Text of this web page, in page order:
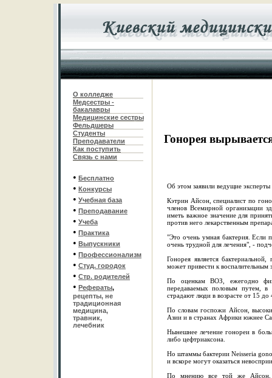
О колледже
Медсестры -
бакалавры
Медицинские сестры
Фельдшеры
Студенты
Преподаватели
Как поступить
Связь с нами
• Бесплатно
• Конкурсы
• Учебная база
• Преподавание
• Учеба
• Практика
• Выпускники
• Профессионализм
• Студ. городок
• Стр. родителей
• Рефераты,
рецепты, не
традиционная
медицина,
травник,
лечебник
Гонорея
Об этом заявили ведущие эксперты
Кэтрин Айсон, специалист по
членов Всемирной организации
иметь важное значение для
против него лекарственным
"Это очень умная бактерия. Если
очень трудной для лечения", -
Гонорея является
может привести к
По оценкам ВОЗ, ежегодно
передаваемых половым путем,
страдают люди в возрасте от 15 до
По словам госпожи Айсон,
Азии и в странах Африки южнее
Нынешнее лечение гонореи в
либо цефтриаксона.
Но штаммы бактерии Neisseria
и вскоре могут оказаться
По мнению все той же Айсон,